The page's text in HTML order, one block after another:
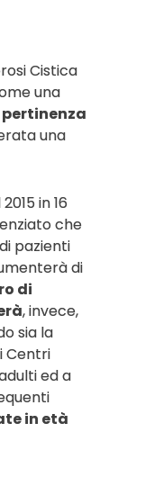
Cistica
una
una
in 16
che
pazienti
di
di
, invece,
sia la
Centri
ed a
in età